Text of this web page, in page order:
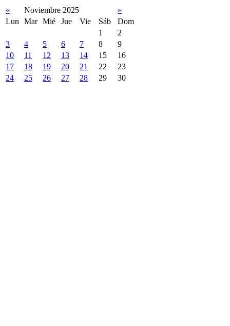
« Noviembre 2025
»
Lun
Mar Mié Jue Vie Sáb
Dom
1
2
3
4 5 6 7 8
9
10
11 12 13 14 15
16
17
18 19 20 21 22
23
24
25 26 27 28 29 30